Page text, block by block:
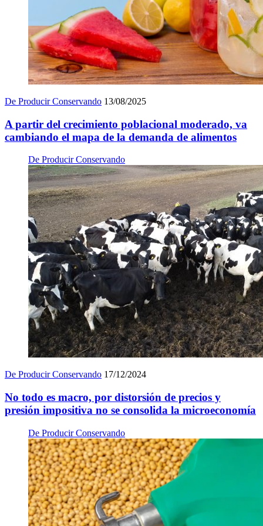
De Producir Conservando 13/08/2025
A partir del crecimiento poblacional moderado, va
cambiando el mapa de la demanda de alimentos
De Producir Conservando
De Producir Conservando 17/12/2024
No todo es macro, por distorsión de precios y
presión impositiva no se consolida la microeconomía
De Producir Conservando